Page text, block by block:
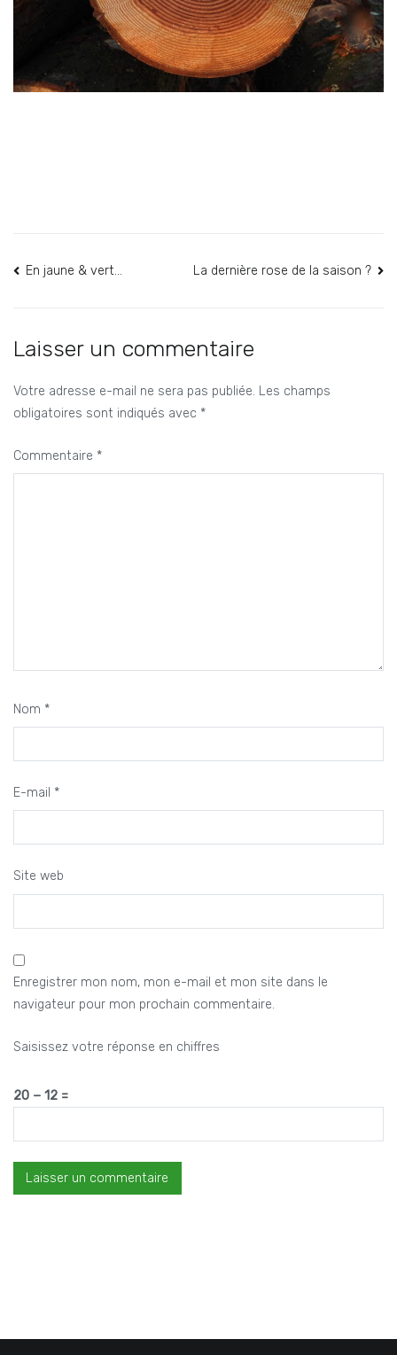
Navigation
l’article
En jaune & vert… La dernière rose de la saison ?
Laisser un commentaire
Votre adresse e-mail ne sera pas publiée. Les champs
obligatoires sont indiqués avec *
Commentaire *
Nom *
E-mail *
Site web
Enregistrer mon nom, mon e-mail et mon site dans le
navigateur pour mon prochain commentaire.
Saisissez votre réponse en chiffres
20 − 12 =